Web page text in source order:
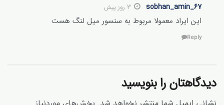
sobhan_amin_67 3 روز پیش
این ایراد معمولا مربوط به سنسور میل لنگ هست
Reply
دیدگاهتان را بنویسید